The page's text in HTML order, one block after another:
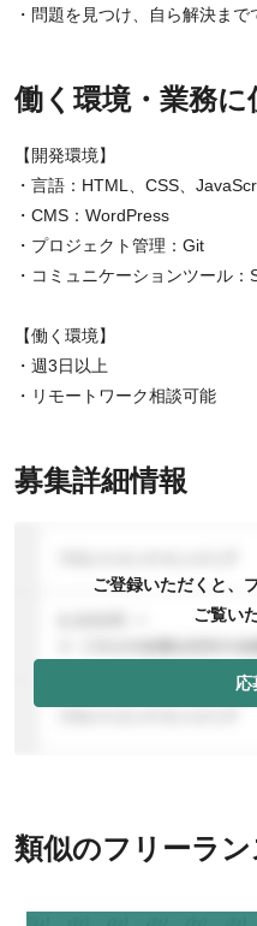
・問題を見つけ、自ら解決まで
働く環境・業務
【開発環境】
・言語：HTML、CSS、
・CMS：WordPress
・プロジェクト管理：Git
・コミュニケーションツール：
【働く環境】
・週3日以上
・リモートワーク相談可能
募集詳細情報
ご登録いただくと、
ご覧い
応
類似のフリーラ